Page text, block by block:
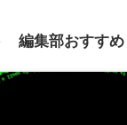
編集部おすすめ